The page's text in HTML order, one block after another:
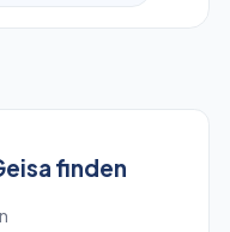
finden